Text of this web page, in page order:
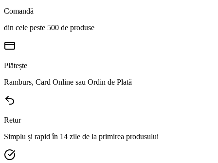
Comandă
din cele peste 500 de produse
Plătește
Ramburs, Card Online sau Ordin de Plată
Retur
Simplu și rapid în 14 zile de la primirea produsului